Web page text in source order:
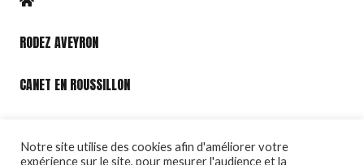
RODEZ AVEYRON
CANET EN ROUSSILLON
Notre site utilise des cookies afin d'améliorer votre
expérience sur le site, pour mesurer l'audience et la